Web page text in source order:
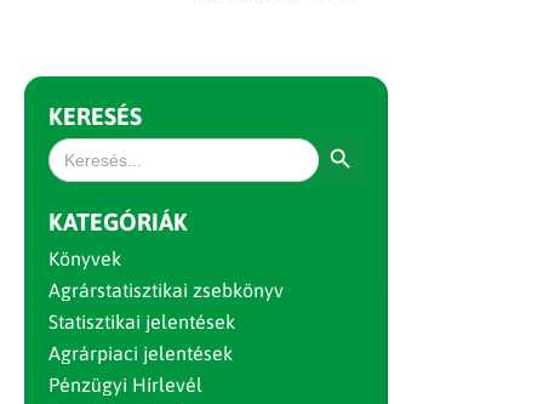
KERESÉS
Search
for:
KATEGÓRIÁK
Könyvek
Agrárstatisztikai zsebkönyv
Statisztikai jelentések
Agrárpiaci jelentések
Pénzügyi Hírlevél